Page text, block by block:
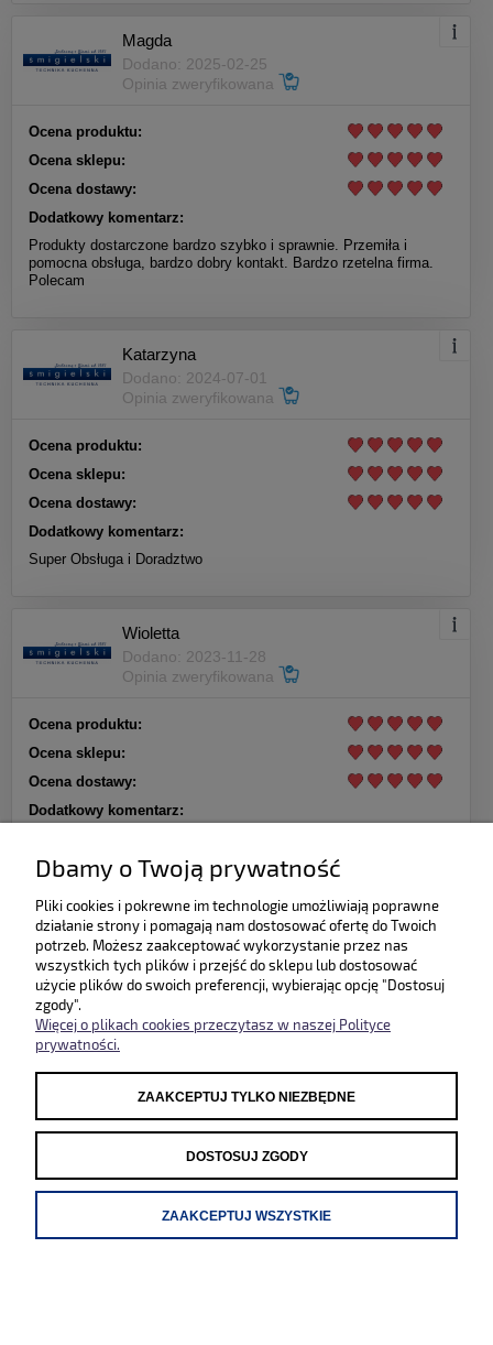
Magda
Dodano: 2025-02-25
Opinia zweryfikowana
Ocena produktu:
Ocena sklepu:
Ocena dostawy:
Dodatkowy komentarz:
Produkty dostarczone bardzo szybko i sprawnie. Przemiła i
pomocna obsługa, bardzo dobry kontakt. Bardzo rzetelna firma.
Polecam
Katarzyna
Dodano: 2024-07-01
Opinia zweryfikowana
Ocena produktu:
Ocena sklepu:
Ocena dostawy:
Dodatkowy komentarz:
Super Obsługa i Doradztwo
Wioletta
Dodano: 2023-11-28
Opinia zweryfikowana
Ocena produktu:
Ocena sklepu:
Ocena dostawy:
Dodatkowy komentarz:
Ryszard
Dodano: 2023-11-26
Opinia zweryfikowana
Ocena produktu:
Ocena sklepu:
Dodatkowy komentarz:
Jestem zadowolony z produktu i dostawy. Jedyna uwaga to
rozmiar przewodów(wężyków). Mogło być miejsce na pytanie jakie
marek
Dbamy o Twoją prywatność
Pliki cookies i pokrewne im technologie umożliwiają poprawne
działanie strony i pomagają nam dostosować ofertę do Twoich
potrzeb. Możesz zaakceptować wykorzystanie przez nas
wszystkich tych plików i przejść do sklepu lub dostosować
użycie plików do swoich preferencji, wybierając opcję "Dostosuj
zgody".
Więcej o plikach cookies przeczytasz w naszej Polityce
prywatności.
ZAAKCEPTUJ TYLKO NIEZBĘDNE
DOSTOSUJ ZGODY
ZAAKCEPTUJ WSZYSTKIE